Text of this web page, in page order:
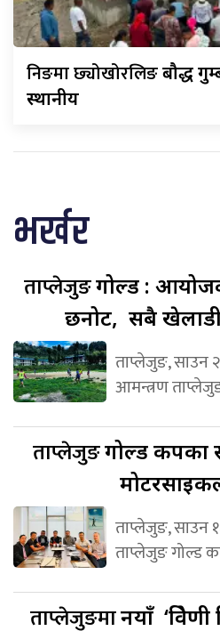
निङमा छ्योखोरलिङबौद्ध
स्थानीय
भर्खर
ताप्लेजुङगोल्ड :
छनोट, सबै खेलाडी
ताप्लेजुङ, साउन
आमन्त्रण
ताप्लेजुङगोल्ड कपका
ताप्लेजुङ, साउन
ताप्लेजुङ गोल्ड
ताप्लेजुङमानयाँ